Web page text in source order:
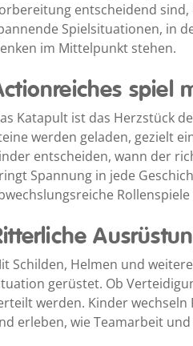
entscheidend
Spielsituationen, in
im Mittelpunkt stehen.
spiel
Katapult ist das Herzstück
werden geladen, gezielt
entscheiden, wann der
Spannung in jede
Schilden, Helmen und
gerüstet. Ob
werden. Kinder wechseln
erleben, wie Teamarbeit